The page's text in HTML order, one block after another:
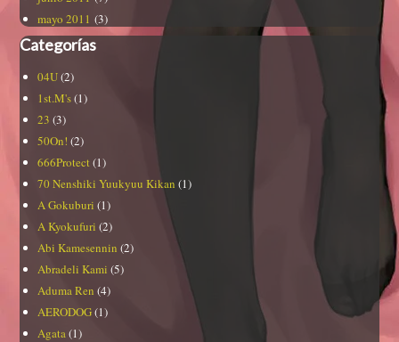
mayo 2011 (3)
Categorías
04U(2)
1st.M's(1)
23 (3)
50On! (2)
666Protect (1)
70 Nenshiki Yuukyuu Kikan (1)
A Gokuburi (1)
A Kyokufuri (2)
Abi Kamesennin (2)
Abradeli Kami (5)
Aduma Ren (4)
AERODOG(1)
Agata(1)